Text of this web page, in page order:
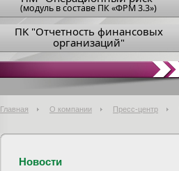
(модуль в составе ПК «ФРМ 3.3»)
ПK "Отчетность финансовых
организаций"
Главная О компании Пресс-центр
Новости